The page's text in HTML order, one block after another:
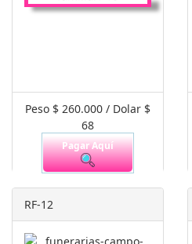
Peso $ 260.000 / Dolar $
68
Pagar Aquí
RF-12